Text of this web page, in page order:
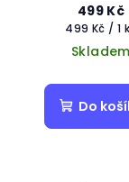
499 Kč
Měrná
cena:
499 Kč / 1
Skladem
Do